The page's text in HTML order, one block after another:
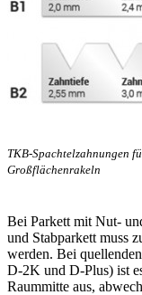
TKB-Spachtelzahnungen
Großflächenrakeln
Bei Parkett mit Nut-
und Stabparkett muss
werden. Bei
D-2K und D-Plus) ist
Raummitte aus,